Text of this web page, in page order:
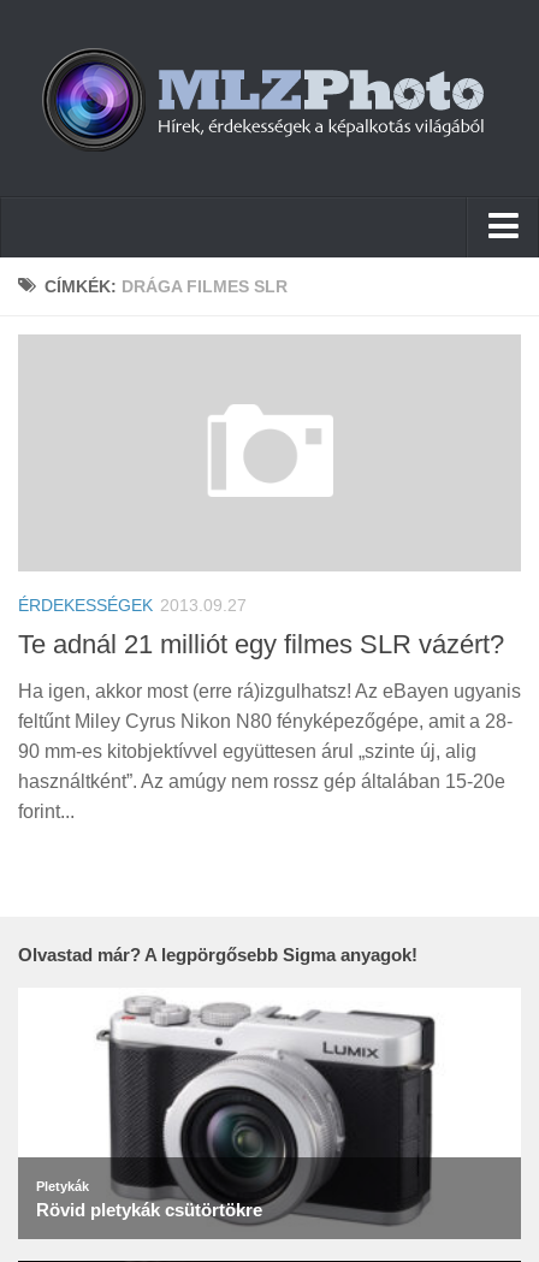
Hírek
Érdekességek
Helyszíni Riport
E-BB
CÍMKÉK: DRÁGA FILMES SLR
ÉRDEKESSÉGEK 2013.09.27
Te adnál 21 milliót egy filmes SLR vázért?
Ha igen, akkor most (erre rá)izgulhatsz! Az eBayen ugyanis
feltűnt Miley Cyrus Nikon N80 fényképezőgépe, amit a 28-
90 mm-es kitobjektívvel együttesen árul „szinte új, alig
használtként”. Az amúgy nem rossz gép általában 15-20e
forint...
Olvastad már? A legpörgősebb Sigma anyagok!